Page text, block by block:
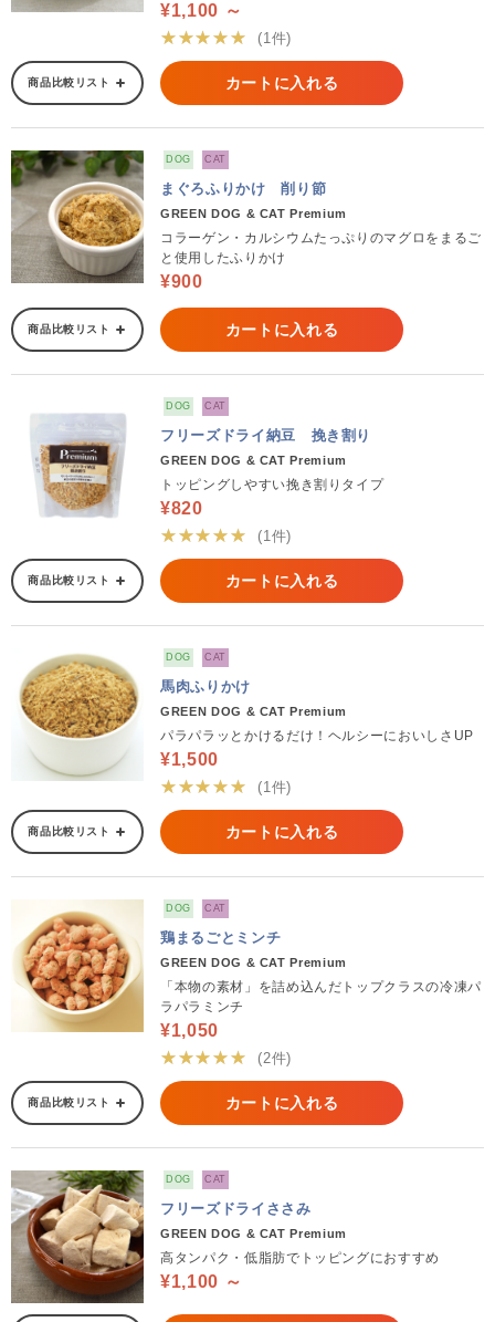
¥1,100 ～
★★★★★
(1件)
商品比較リスト カートに入れる
DOG CAT
まぐろふりかけ 削り節
GREEN DOG & CAT Premium
コラーゲン・カルシウムたっぷりのマグロをまるご
と使用したふりかけ
¥900
商品比較リスト カートに入れる
DOG CAT
フリーズドライ納豆 挽き割り
GREEN DOG & CAT Premium
トッピングしやすい挽き割りタイプ
¥820
★★★★★
(1件)
商品比較リスト カートに入れる
DOG CAT
馬肉ふりかけ
GREEN DOG & CAT Premium
パラパラッとかけるだけ！ヘルシーにおいしさUP
¥1,500
★★★★★
(1件)
商品比較リスト カートに入れる
DOG CAT
鶏まるごとミンチ
GREEN DOG & CAT Premium
「本物の素材」を詰め込んだトップクラスの冷凍パ
ラパラミンチ
¥1,050
★★★★★
(2件)
商品比較リスト カートに入れる
DOG CAT
フリーズドライささみ
GREEN DOG & CAT Premium
高タンパク・低脂肪でトッピングにおすすめ
¥1,100 ～